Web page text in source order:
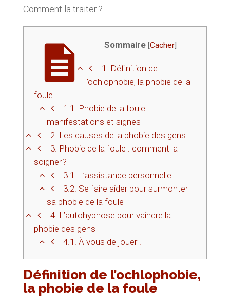
Comment la traiter ?
Sommaire [Cacher]
1. Définition de
l’ochlophobie, la phobie de la
foule
1.1. Phobie de la foule :
manifestations et signes
2. Les causes de la phobie des gens
3. Phobie de la foule : comment la
soigner ?
3.1. L’assistance personnelle
3.2. Se faire aider pour surmonter
sa phobie de la foule
4. L’autohypnose pour vaincre la
phobie des gens
4.1. À vous de jouer !
Définition de l’ochlophobie,
la phobie de la foule